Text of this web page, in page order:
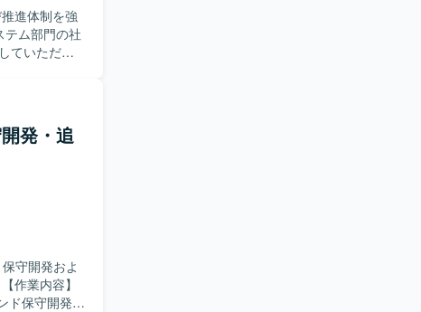
進体制を強
ていただき
ドキュメン
。 【ポ
ら関与で
ます。 複
を積むこ
発・追
守開発およ
ド保守開発お